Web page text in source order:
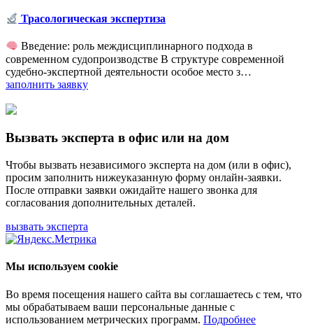
Трасологическая экспертиза
Введение: роль междисциплинарного подхода в
современном судопроизводстве В структуре современной
судебно-экспертной деятельности особое место з…
заполнить заявку
Вызвать эксперта в офис или на дом
Чтобы вызвать независимого эксперта на дом (или в офис),
просим заполнить нижеуказанную форму онлайн-заявки.
После отправки заявки ожидайте нашего звонка для
согласования дополнительных деталей.
вызвать эксперта
Мы используем cookie
Во время посещения нашего сайта вы соглашаетесь с тем, что
мы обрабатываем ваши персональные данные с
использованием метрических программ. Подробнее